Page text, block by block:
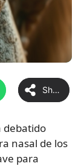
Share
debatido
nasal de los
para